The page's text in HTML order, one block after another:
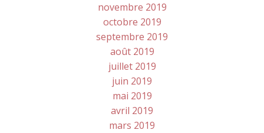
novembre 2019
octobre 2019
septembre 2019
août 2019
juillet 2019
juin 2019
mai 2019
avril 2019
mars 2019